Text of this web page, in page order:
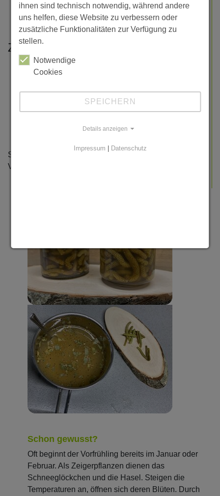
Etwas Pfeffer
3 Lorbeerblätter
Zubereitung
Gewürze mit dem Mörser zerkleinern und zusammen
mit Apfelsaft, Essig & Honig aufkochen.
Heiß in Schraubgläser abfüllen und schnell
Sie eigenen sich als Käsebeilage, Verzierung oder als
Vorspeise mit Brot…
Schon gewusst?
Oft beginnt der Vorfrühling bereits im Januar oder
Februar. Als Zeigerpflanzen dienen das
Schneeglöckchen und die Hasel. Steigen die
Temperaturen an, öffnen sich deren Blüten. Durch
ihnen sind technisch notwendig, während andere
uns helfen, diese Website zu verbessern oder
zusätzliche Funktionalitäten zur Verfügung zu
stellen.
Notwendige
Cookies
SPEICHERN
Details anzeigen
Impressum Datenschutz